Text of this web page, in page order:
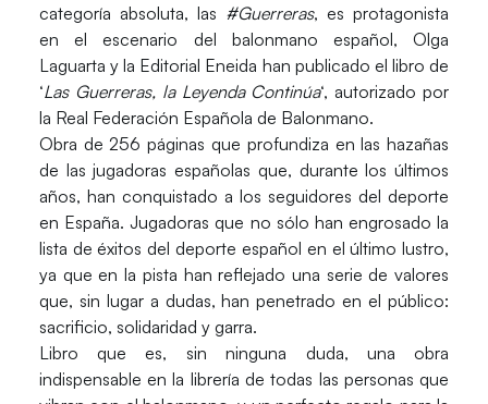
categoría absoluta, las #Guerreras, es protagonista
en el escenario del balonmano español,Olga
Laguarta y la Editorial Eneida han publicado el libro de
‘Las Guerreras, la Leyenda Continúa‘, autorizado por
la Real Federación Española de Balonmano.
Obra de 256 páginas que profundiza en las hazañas
de las jugadoras españolas que, durante los últimos
años, han conquistado a los seguidores del deporte
en España. Jugadoras que no sólo han engrosado la
lista de éxitos del deporte español en el último lustro,
ya que en la pista han reflejado una serie de valores
que, sin lugar a dudas, han penetrado en el público:
sacrificio, solidaridad y garra.
Libro que es, sin ninguna duda, una obra
indispensable en la librería de todas las personas que